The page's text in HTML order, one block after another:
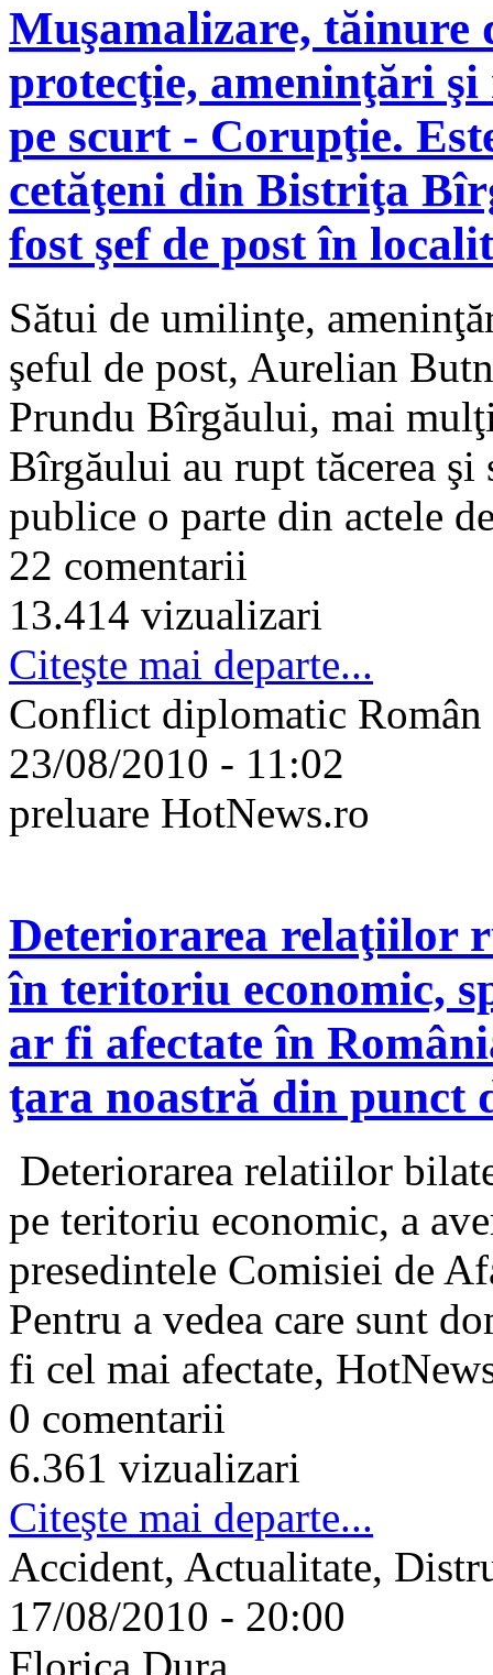
Muşamalizare, tăinure
protecţie, ameninţări
pe scurt - Corupţie.
cetăţeni din Bistriţa
fost şef de post în
Sătui de umilinţe,
şeful de post, Aurelian
Prundu Bîrgăului, mai
Bîrgăului au rupt tăcerea şi
publice o parte din actele
22 comentarii
13.414 vizualizari
Citeşte mai departe...
Conflict diplomatic
23/08/2010 - 11:02
preluare HotNews.ro
Deteriorarea relaţiilor
în teritoriu economic,
ar fi afectate în
ţara noastră din punct
Deteriorarea relatiilor
pe teritoriu economic, a
presedintele Comisiei de
Pentru a vedea care sunt
fi cel mai afectate,
0 comentarii
6.361 vizualizari
Citeşte mai departe...
Accident, Actualitate,
17/08/2010 - 20:00